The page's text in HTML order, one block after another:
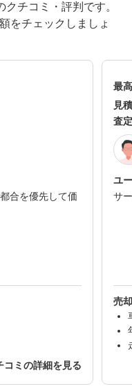
チコミ・評判です。
をチェックしましょ
合を優先して価
コミの詳細を見る
最
見
査
ユ
サ
売